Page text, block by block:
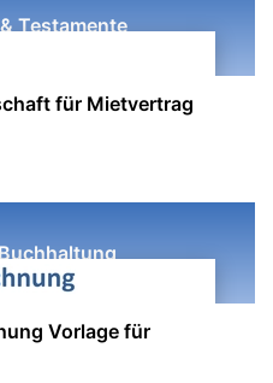
Testamente
für Mietvertrag
Vorlage für